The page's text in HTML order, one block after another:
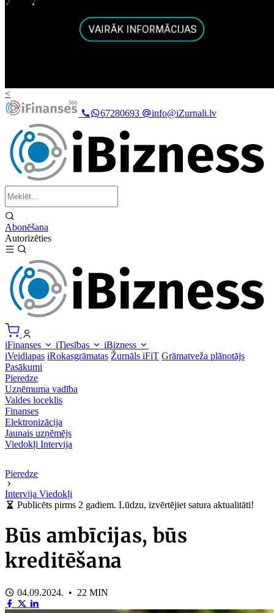
<
67280693
info@iZurnali.lv
Abonēšana
Autorizēties
iFinanses iTiesības
iBizness
iVeidlapas iRokasgrāmatas Žurnāls iFiT Grāmatveža plānotājs
Pasākumi
Pieredze
Uzņēmuma vadība
Valdes loceklis
Finanses
Elektronizācija
Jaunais uzņēmējs
Viedokļi Intervija
Pieredze
Intervija Viedokļi
Publicēts pirms 2 gadiem. Lūdzu, izvērtējiet satura aktualitāti!
Būs ambīcijas, būs
kreditēšana
04.09.2024. • 22 MIN